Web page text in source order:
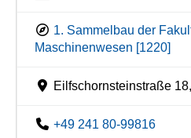
1. Sammelbau der
Maschinenwesen [1220]
Eilfschornsteinstraße
+49 241 80-99816